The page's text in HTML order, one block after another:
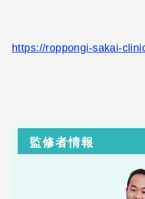
https://roppongi-sakai-
監修者情報